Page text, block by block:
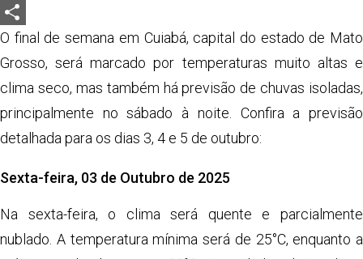
LinkedIn
Share
O final de semana em Cuiabá, capital do estado de Mato
Grosso, será marcado por temperaturas muito altas e
clima seco, mas também há previsão de chuvas isoladas,
principalmente no sábado à noite. Confira a previsão
detalhada para os dias 3, 4 e 5 de outubro:
Sexta-feira, 03 de Outubro de 2025
Na sexta-feira, o clima será quente e parcialmente
nublado. A temperatura mínima será de 25°C, enquanto a